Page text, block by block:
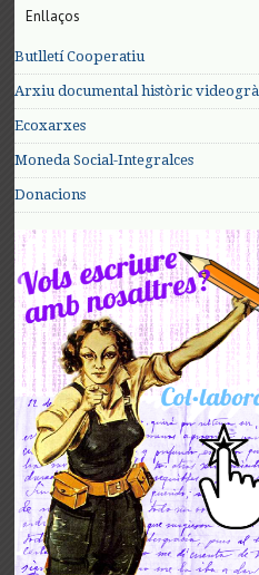
Enllaços
Butlletí Cooperatiu
Arxiu documental històric
Ecoxarxes
Moneda Social-Integralces
Donacions